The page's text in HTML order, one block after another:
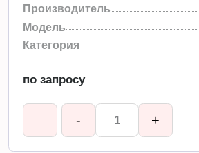
Производитель
Модель
Категория
по запросу
- +